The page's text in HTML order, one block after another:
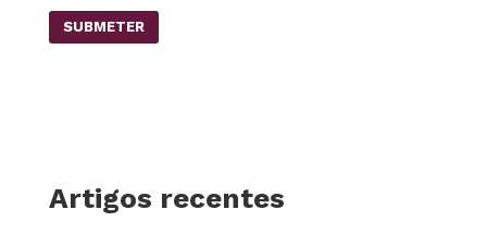
SUBMETER
Artigos recentes